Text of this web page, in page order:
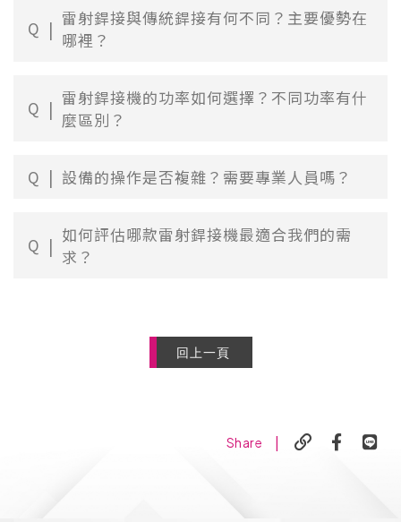
Q
雷射銲接與傳統銲接有何不同？主要優勢在
哪裡？
Q
雷射銲接機的功率如何選擇？不同功率有什
麼區別？
Q 設備的操作是否複雜？需要專業人員嗎？
Q
如何評估哪款雷射銲接機最適合我們的需
求？
回上一頁
Share |